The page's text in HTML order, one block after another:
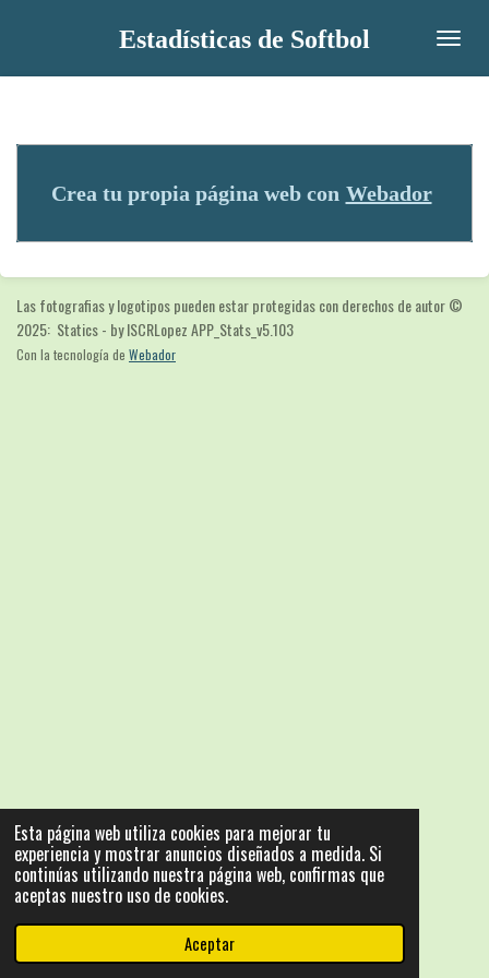
Esta página web utiliza cookies para mejorar tu
experiencia y mostrar anuncios diseñados a medida. Si
continúas utilizando nuestra página web, confirmas que
aceptas nuestro uso de cookies.
Aceptar
contenido
Estadísticas de Softbol
Crea tu propia página web con Webador
Las fotografias y logotipos pueden estar protegidas con derechos de autor©
2025: Statics - by ISCRLopez APP_Stats_v5.103
Con la tecnología de Webador